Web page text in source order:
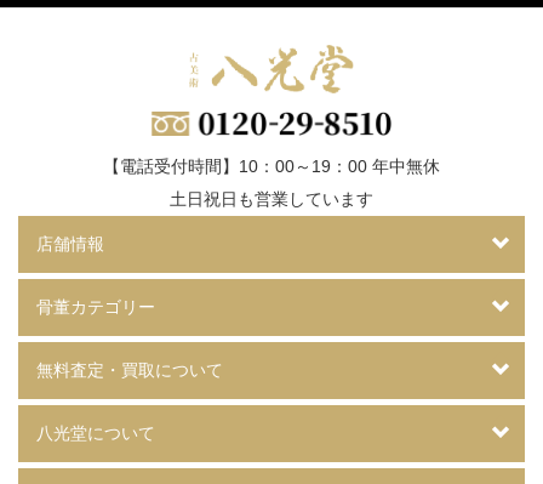
【電話受付時間】10：00～19：00 年中無休
土日祝日も営業しています
店舗情報
骨董カテゴリー
無料査定・買取について
八光堂について